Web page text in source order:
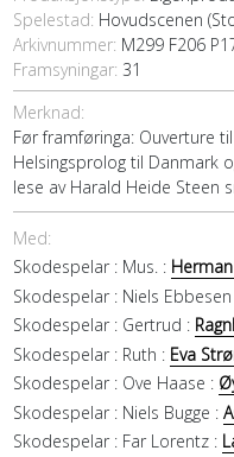
Spelestad: Hovudscenen
Arkivnummer: M299 F206
Framsyningar: 31
Merknad:
Før framføringa: Ouverture
Helsingsprolog til Danmark
lese av Harald Heide Steen
Med:
Skodespelar : Mus. :
Skodespelar : Niels
Skodespelar : Gertrud :
Skodespelar : Ruth : Eva
Skodespelar : Ove Haase :
Skodespelar : Niels Bugge :
Skodespelar : Far Lorentz :